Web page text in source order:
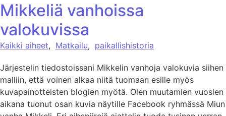
Mikkeliä vanhoissa
valokuvissa
Kaikki aiheet, Matkailu, paikallishistoria
Järjestelin tiedostoissani Mikkelin vanhoja valokuvia siihen
malliin, että voinen alkaa niitä tuomaan esille myös
kuvapainotteisten blogien myötä. Olen muutamien vuosien
aikana tuonut osan kuvia näytille Facebook ryhmässä Miun